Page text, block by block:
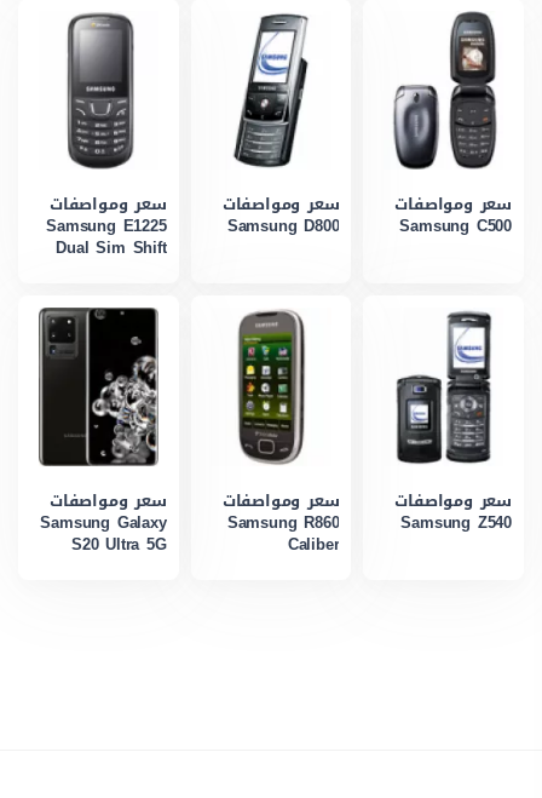
سعر ومواصفات
Samsung C500
سعر ومواصفات
Samsung D800
سعر ومواصفات
Samsung E1225
Dual Sim Shift
سعر ومواصفات
Samsung Z540
سعر ومواصفات
Samsung R860
Caliber
سعر ومواصفات
Samsung Galaxy
S20 Ultra 5G